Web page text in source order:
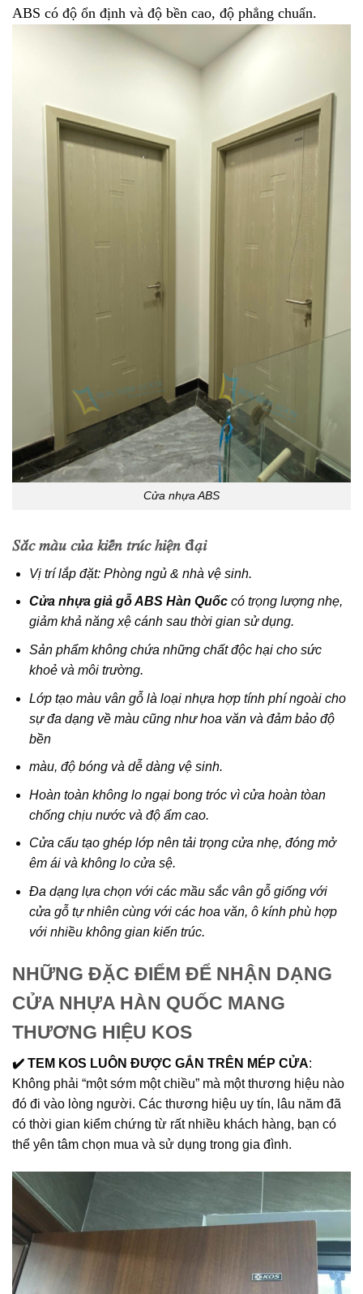
ABS có độ ổn định và độ bền cao, độ phẳng chuẩn.
Cửa nhựa ABS
𝑆𝑎̆́𝑐 𝑚𝑎̀𝑢 𝑐𝑢̉𝑎 𝑘𝑖𝑒̂́𝑛 𝑡𝑟𝑢́𝑐 ℎ𝑖𝑒̣̂𝑛 đ𝑎̣𝑖
Vị trí lắp đặt: Phòng ngủ & nhà vệ sinh.
Cửa nhựa giả gỗ ABS Hàn Quốccó trọng lượng nhẹ,
giảm khả năng xệ cánh sau thời gian sử dụng.
Sản phẩm không chứa những chất độc hại cho sức
khoẻ và môi trường.
Lớp tạo màu vân gỗ là loại nhựa hợp tính phí ngoài cho
sự đa dạng về màu cũng như hoa văn và đảm bảo độ
bền
màu, độ bóng và dễ dàng vệ sinh.
Hoàn toàn không lo ngại bong tróc vì cửa hoàn tòan
chống chịu nước và độ ẩm cao.
Cửa cấu tạo ghép lớp nên tải trọng cửa nhẹ, đóng mở
êm ái và không lo cửa sệ.
Đa dạng lựa chọn với các mầu sắc vân gỗ giống với
cửa gỗ tự nhiên cùng với các hoa văn, ô kính phù hợp
với nhiều không gian kiến trúc.
NHỮNG ĐẶC ĐIỂM ĐỂ NHẬN DẠNG
CỬA NHỰA HÀN QUỐC MANG
THƯƠNG HIỆU KOS
✔️ TEM KOS LUÔN ĐƯỢC GẮN TRÊN MÉP CỬA:
Không phải “một sớm một chiều” mà một thương hiệu nào
đó đi vào lòng người. Các thương hiệu uy tín, lâu năm đã
có thời gian kiểm chứng từ rất nhiều khách hàng, bạn có
thể yên tâm chọn mua và sử dụng trong gia đình.